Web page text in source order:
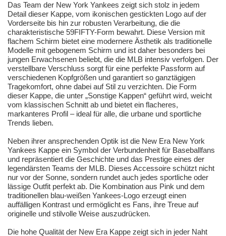
Das Team der New York Yankees zeigt sich stolz in jedem
Detail dieser Kappe, vom ikonischen gestickten Logo auf der
Vorderseite bis hin zur robusten Verarbeitung, die die
charakteristische 59FIFTY-Form bewahrt. Diese Version mit
flachem Schirm bietet eine modernere Ästhetik als traditionelle
Modelle mit gebogenem Schirm und ist daher besonders bei
jungen Erwachsenen beliebt, die die MLB intensiv verfolgen. Der
verstellbare Verschluss sorgt für eine perfekte Passform auf
verschiedenen Kopfgrößen und garantiert so ganztägigen
Tragekomfort, ohne dabei auf Stil zu verzichten. Die Form
dieser Kappe, die unter „Sonstige Kappen“ geführt wird, weicht
vom klassischen Schnitt ab und bietet ein flacheres,
markanteres Profil – ideal für alle, die urbane und sportliche
Trends lieben.
Neben ihrer ansprechenden Optik ist die New Era New York
Yankees Kappe ein Symbol der Verbundenheit für Baseballfans
und repräsentiert die Geschichte und das Prestige eines der
legendärsten Teams der MLB. Dieses Accessoire schützt nicht
nur vor der Sonne, sondern rundet auch jedes sportliche oder
lässige Outfit perfekt ab. Die Kombination aus Pink und dem
traditionellen blau-weißen Yankees-Logo erzeugt einen
auffälligen Kontrast und ermöglicht es Fans, ihre Treue auf
originelle und stilvolle Weise auszudrücken.
Die hohe Qualität der New Era Kappe zeigt sich in jeder Naht